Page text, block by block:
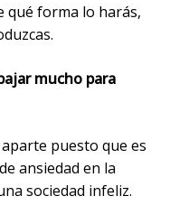
qué forma lo harás,
mucho para
puesto que es
ansiedad en la
sociedad infeliz.